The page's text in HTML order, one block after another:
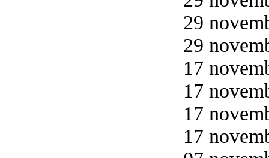
29
29
17
17
17
17